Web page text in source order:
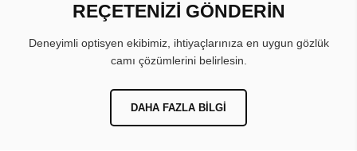
REÇETENİZİ GÖNDERİN
Deneyimli optisyen ekibimiz, ihtiyaçlarınıza en uygun gözlük
camı çözümlerini belirlesin.
DAHA FAZLA BILGI